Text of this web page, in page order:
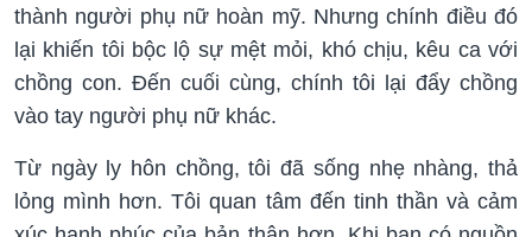
thành người phụ nữ hoàn mỹ. Nhưng chính điều đó
lại khiến tôi bộc lộ sự mệt mỏi, khó chịu, kêu ca với
chồng con. Đến cuối cùng, chính tôi lại đẩy chồng
vào tay người phụ nữ khác.
Từ ngày ly hôn chồng, tôi đã sống nhẹ nhàng, thả
lỏng mình hơn. Tôi quan tâm đến tinh thần và cảm